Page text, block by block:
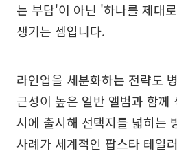
는 부담'이 아닌 '하나를 제대
생기는 셈입니다.
라인업을 세분화하는 전략도
근성이 높은 일반 앨범과 함께
시에 출시해 선택지를 넓히는
사례가 세계적인 팝스타 테일